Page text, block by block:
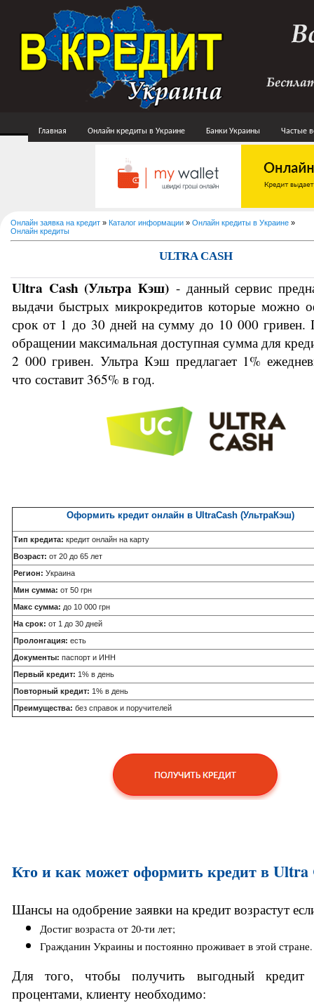
Главная Онлайн кредиты в Украине Банки Украины Частые
Онлайн заявка на кредит » Каталог информации » Онлайн кредиты в Украине »
Онлайн кредиты
ULTRA CASH
Ultra Cash (Ультра Кэш) - данный сервис
выдачи быстрых микрокредитов которые можно
срок от 1 до 30 дней на сумму до 10 000 гривен.
обращении максимальная доступная сумма для
2 000 гривен. Ультра Кэш предлагает 1%
что составит 365% в год.
Оформить кредит онлайн вUltraCash (УльтраКэш)
Тип кредита: кредит онлайн на карту
Возраст: от 20 до 65 лет
Регион: Украина
Мин сумма: от 50 грн
Макс сумма: до 10 000 грн
На срок: от 1 до 30 дней
Пролонгация: есть
Документы: паспорт и ИНН
Первый кредит: 1% в день
Повторный кредит: 1% в день
Преимущества: без справок и поручителей
Кто и как может оформить кредит в Ultra
Шансы на одобрение заявки на кредит возрастут
Достиг возраста от 20-ти лет;
Гражданин Украины и постоянно проживает в этой
Для того, чтобы получить выгодный кредит
процентами, клиенту необходимо: